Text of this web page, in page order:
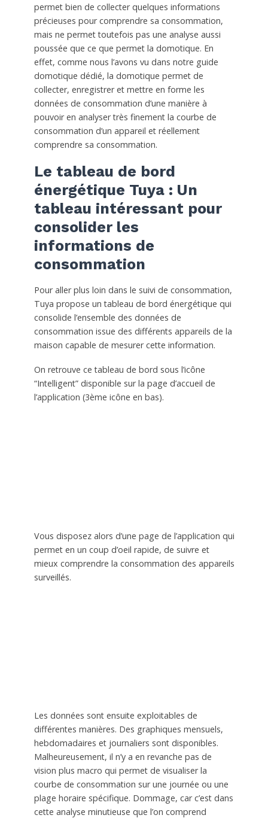
permet bien de collecter quelques informations
précieuses pour comprendre sa consommation,
mais ne permet toutefois pas une analyse aussi
poussée que ce que permet la domotique. En
effet, comme nous l’avons vu dans notre guide
domotique dédié, la domotique permet de
collecter, enregistrer et mettre en forme les
données de consommation d’une manière à
pouvoir en analyser très finement la courbe de
consommation d’un appareil et réellement
comprendre sa consommation.
Le tableau de bord
énergétique Tuya : Un
tableau intéressant pour
consolider les
informations de
consommation
Pour aller plus loin dans le suivi de consommation,
Tuya propose un tableau de bord énergétique qui
consolide l’ensemble des données de
consommation issue des différents appareils de la
maison capable de mesurer cette information.
On retrouve ce tableau de bord sous l’icône
“Intelligent” disponible sur la page d’accueil de
l’application (3ème icône en bas).
Vous disposez alors d’une page de l’application qui
permet en un coup d’oeil rapide, de suivre et
mieux comprendre la consommation des appareils
surveillés.
Les données sont ensuite exploitables de
différentes manières. Des graphiques mensuels,
hebdomadaires et journaliers sont disponibles.
Malheureusement, il n’y a en revanche pas de
vision plus macro qui permet de visualiser la
courbe de consommation sur une journée ou une
plage horaire spécifique. Dommage, car c’est dans
cette analyse minutieuse que l’on comprend